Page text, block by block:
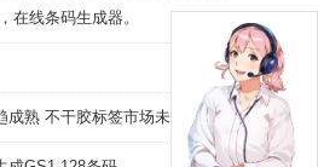
在线条码生成器。
熟 不干胶标签市场未来前景开阔